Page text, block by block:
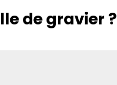
de gravier ?